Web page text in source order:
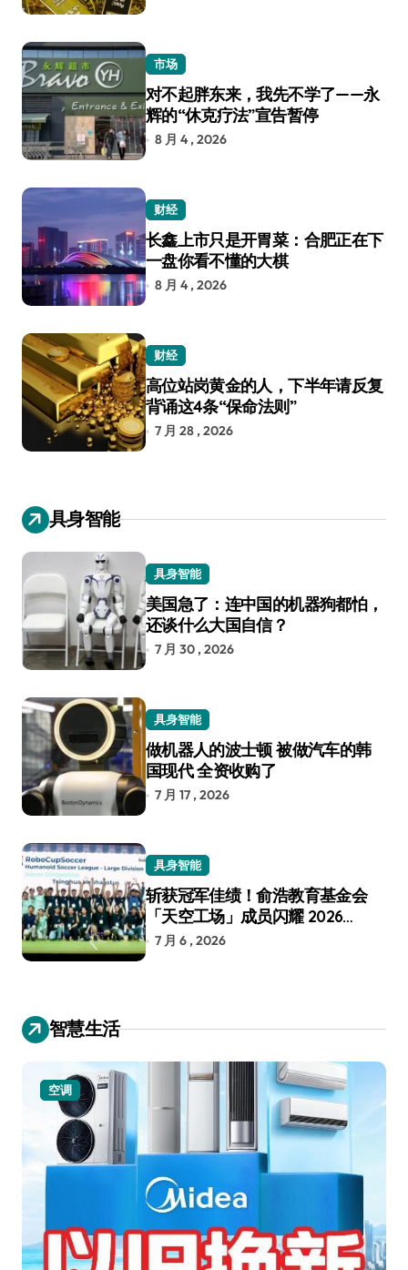
市场
对不起胖东来，我先不学了——永
辉的“休克疗法”宣告暂停
8 月 4 , 2026
财经
长鑫上市只是开胃菜：合肥正在下
一盘你看不懂的大棋
8 月 4 , 2026
财经
高位站岗黄金的人，下半年请反复
背诵这4条“保命法则”
7 月 28 , 2026
具身智能
具身智能
美国急了：连中国的机器狗都怕，
还谈什么大国自信？
7 月 30 , 2026
具身智能
做机器人的波士顿 被做汽车的韩
国现代 全资收购了
7 月 17 , 2026
具身智能
斩获冠军佳绩！俞浩教育基金会
「天空工场」成员闪耀 2026
RoboCup 机器人世界杯
7 月 6 , 2026
智慧生活
空调